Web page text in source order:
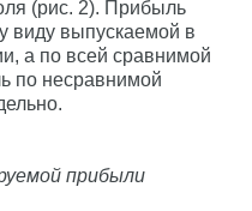
(рис. 2). Прибыль
виду выпускаемой в
а по всей сравнимой
по несравнимой
прибыли